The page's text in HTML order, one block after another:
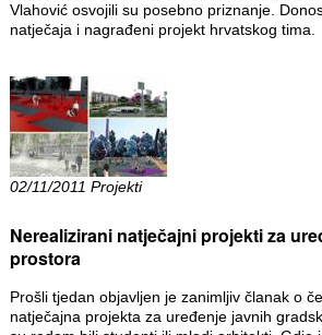
Vlahović osvojili su posebno priznanje.
natječaja i nagrađeni projekt hrvatskog tima.
02/11/2011 Projekti
Nerealizirani natječajni projekti za
prostora
Prošli tjedan objavljen je zanimljiv članak o
natječajna projekta za uređenje javnih